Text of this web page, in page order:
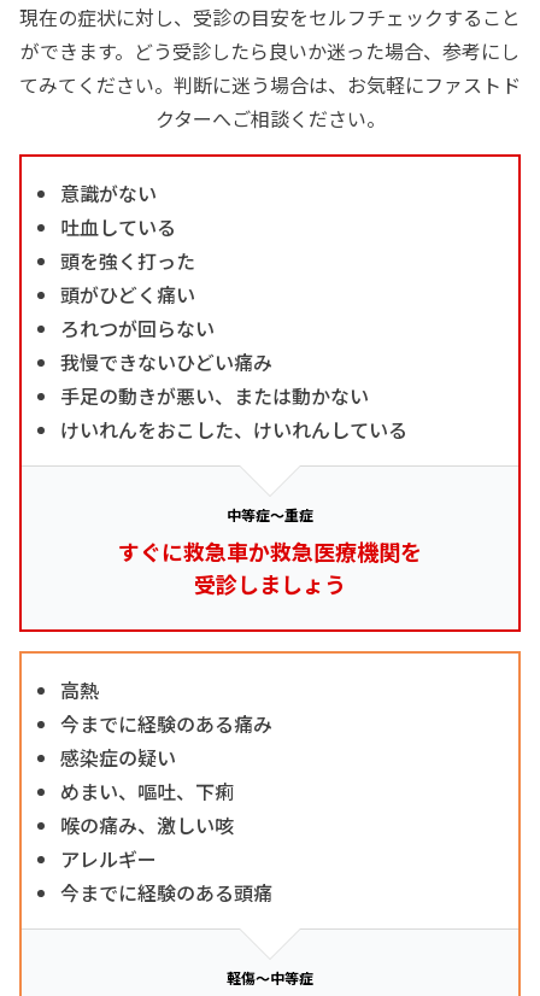
現在の症状に対し、受診の目安をセルフチェックすること
ができます。どう受診したら良いか迷った場合、参考にし
てみてください。判断に迷う場合は、お気軽にファストド
クターへご相談ください。
意識がない
吐血している
頭を強く打った
頭がひどく痛い
ろれつが回らない
我慢できないひどい痛み
手足の動きが悪い、または動かない
けいれんをおこした、けいれんしている
中等症～重症
すぐに救急車か救急医療機関を
受診しましょう
高熱
今までに経験のある痛み
感染症の疑い
めまい、嘔吐、下痢
喉の痛み、激しい咳
アレルギー
今までに経験のある頭痛
軽傷～中等症